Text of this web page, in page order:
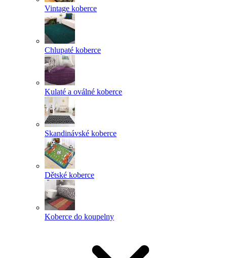
Vintage koberce
Chlupaté koberce
Kulaté a oválné koberce
Skandinávské koberce
Dětské koberce
Koberce do koupelny